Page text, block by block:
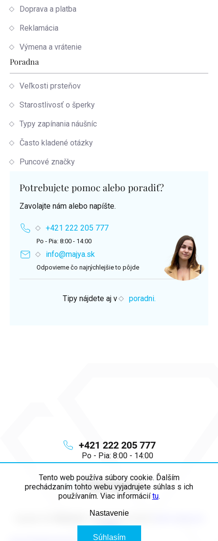
Tento web používa súbory cookie. Ďalším
prechádzaním tohto webu vyjadrujete súhlas s ich
používaním. Viac informáciítu.
Nastavenie
Súhlasím
info@majya.sk
+421 222 205 777
Po - Pia: 8:00 - 14:00
Doprava a platba
Reklamácia
Výmena a vrátenie
Poradna
Veľkosti prsteňov
Starostlivosť o šperky
Typy zapínania náušníc
Často kladené otázky
Puncové značky
Potrebujete pomoc alebo poradiť?
Zavolajte nám alebo napíšte.
+421 222 205 777
Po - Pia: 8:00 - 14:00
info@majya.sk
Odpovieme čo najrýchlejšie to pôjde
Tipy nájdete aj v poradni.
cookies